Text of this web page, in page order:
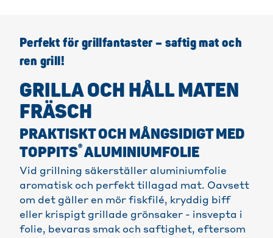
Perfekt för grillfantaster – saftig mat och
ren grill!
GRILLA OCH HÅLL MATEN
FRÄSCH
PRAKTISKT OCH MÅNGSIDIGT MED
TOPPITS®ALUMINIUMFOLIE
Vid grillning säkerställer aluminiumfolie
aromatisk och perfekt tillagad mat. Oavsett
om det gäller en mör fiskfilé, kryddig biff
eller krispigt grillade grönsaker - insvepta i
folie, bevaras smak och saftighet, eftersom